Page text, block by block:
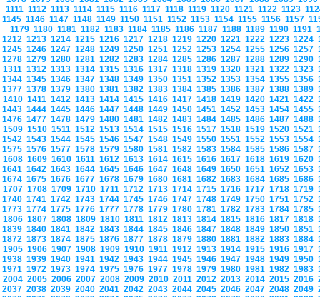
1111 1112 1113 1114 1115 1116 1117 1118 1119 1120 1121 1122 1123
1145 1146 1147 1148 1149 1150 1151 1152 1153 1154 1155 1156 1157
1179 1180 1181 1182 1183 1184 1185 1186 1187 1188 1189 1190 1191
1212 1213 1214 1215 1216 1217 1218 1219 1220 1221 1222 1223 1224
1245 1246 1247 1248 1249 1250 1251 1252 1253 1254 1255 1256 1257
1278 1279 1280 1281 1282 1283 1284 1285 1286 1287 1288 1289 1290
1311 1312 1313 1314 1315 1316 1317 1318 1319 1320 1321 1322 1323
1344 1345 1346 1347 1348 1349 1350 1351 1352 1353 1354 1355 1356
1377 1378 1379 1380 1381 1382 1383 1384 1385 1386 1387 1388 1389
1410 1411 1412 1413 1414 1415 1416 1417 1418 1419 1420 1421 1422
1443 1444 1445 1446 1447 1448 1449 1450 1451 1452 1453 1454 1455
1476 1477 1478 1479 1480 1481 1482 1483 1484 1485 1486 1487 1488
1509 1510 1511 1512 1513 1514 1515 1516 1517 1518 1519 1520 1521
1542 1543 1544 1545 1546 1547 1548 1549 1550 1551 1552 1553 1554
1575 1576 1577 1578 1579 1580 1581 1582 1583 1584 1585 1586 1587
1608 1609 1610 1611 1612 1613 1614 1615 1616 1617 1618 1619 1620
1641 1642 1643 1644 1645 1646 1647 1648 1649 1650 1651 1652 1653
1674 1675 1676 1677 1678 1679 1680 1681 1682 1683 1684 1685 1686
1707 1708 1709 1710 1711 1712 1713 1714 1715 1716 1717 1718 1719
1740 1741 1742 1743 1744 1745 1746 1747 1748 1749 1750 1751 1752
1773 1774 1775 1776 1777 1778 1779 1780 1781 1782 1783 1784 1785
1806 1807 1808 1809 1810 1811 1812 1813 1814 1815 1816 1817 1818
1839 1840 1841 1842 1843 1844 1845 1846 1847 1848 1849 1850 1851
1872 1873 1874 1875 1876 1877 1878 1879 1880 1881 1882 1883 1884
1905 1906 1907 1908 1909 1910 1911 1912 1913 1914 1915 1916 1917
1938 1939 1940 1941 1942 1943 1944 1945 1946 1947 1948 1949 1950
1971 1972 1973 1974 1975 1976 1977 1978 1979 1980 1981 1982 1983
2004 2005 2006 2007 2008 2009 2010 2011 2012 2013 2014 2015 2016
2037 2038 2039 2040 2041 2042 2043 2044 2045 2046 2047 2048 2049